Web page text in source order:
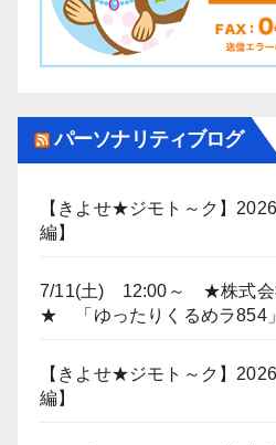
パーソナリティブログ
【きよせ★ジモト～ク】
編】
7/11(土) 12:00～ ★株式会
★ 「ゆったりくるめラ854
【きよせ★ジモト～ク】
編】